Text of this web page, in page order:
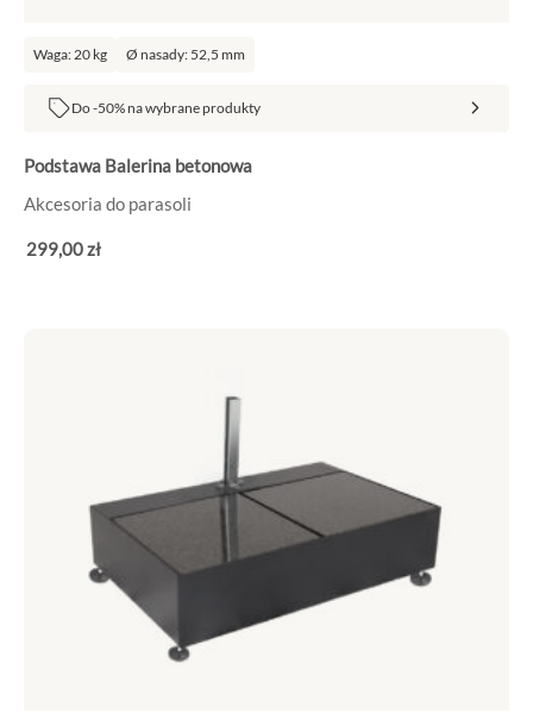
Waga: 20 kg Ø nasady: 52,5 mm
Do -50% na wybrane produkty
Podstawa Balerina betonowa
Akcesoria do parasoli
299,00zł